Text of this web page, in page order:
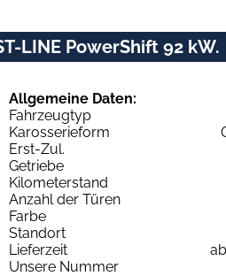
LINE PowerShift 92 kW.
Allgemeine Daten:
Fahrzeugtyp
Karosserieform
Erst-Zul.
Getriebe
Kilometerstand
Anzahl der Türen
Farbe
Standort
Lieferzeit
Unsere Nummer